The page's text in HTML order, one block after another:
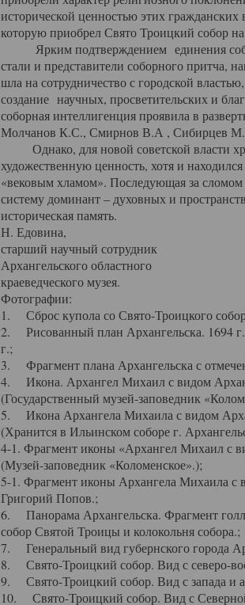
исторической ценностью этих
которую приобрел Свято Троицкий собор
Ярким подтверждением единения
стали и представители соборного
шла на сотрудничество с городской
создание научных, просветительских и
соборная интеллигенция проявила в
Молчанов К.С., Смирнов В.А , Сибирцев
Однако, для новой советской власти
художественную ценность, хотя и
«вековым хламом». Последующая за сломом
систему доминант – духовных и
историческая память.
Н. Едовина,
старший научный сотрудник
Архангельского областного
краеведческого музея.
Фотографии:
1. Сброс купола со Свято-Троицкого
2. Рисованный план Архангельска. 1694 г.
г.;
3. Фрагмент плана Архангельска с
4. Икона. Архангел Михаил с видом
(Государственный музей-заповедник
5. Икона Архангела Михаила с видом
(Хранится в Ильинском соборе г.
4-1. Фрагмент иконы «Архангел Михаил с
(Музей-заповедник «Коломенское».);
5-1. Фрагмент иконы Архангела Михаила с
Григорий Попов.;
6. Панорама Архангельска. Фрагмент
собор Святой Троицы и колокольня собора.;
7. Генеральный вид губернского города
8. Свято-Троицкий собор. Вид с северо-
9. Свято-Троицкий собор. Вид с запада и
10. Свято-Троицкий собор. Вид с